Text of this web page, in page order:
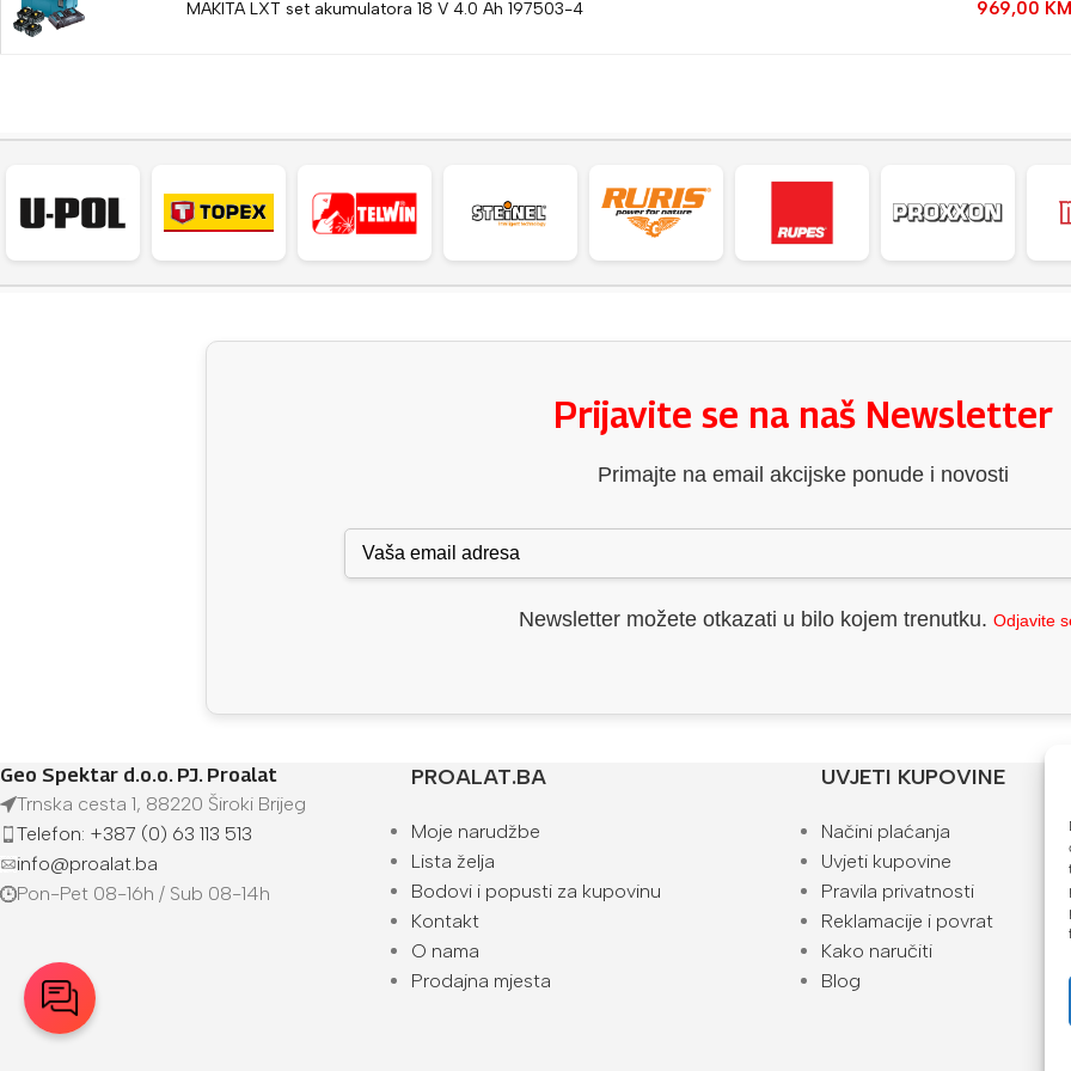
MAKITA LXT set akumulatora 18 V 4.0 Ah 197503-4 969,00 KM
Prijavite se na naš Newsletter
Primajte na email akcijske ponude i novosti
Newsletter možete otkazati u bilo kojem trenutku. Odjavite
Geo Spektar d.o.o. PJ. Proalat
Trnska cesta 1, 88220 Široki Brijeg
Telefon: +387 (0) 63 113 513
info@proalat.ba
Pon-Pet 08-16h / Sub 08-14h
PROALAT.BA
Moje narudžbe
Lista želja
Bodovi i popusti za kupovinu
Kontakt
O nama
Prodajna mjesta
UVJETI KUPOVINE
Načini plaćanja
Uvjeti kupovine
Pravila privatnosti
Reklamacije i povrat
Kako naručiti
Blog